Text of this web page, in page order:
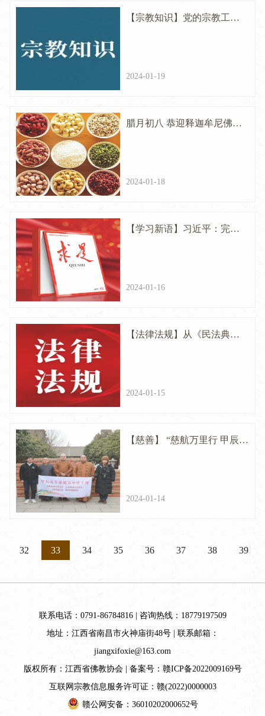
【宗教知识】党的宗教工作
2024-01-19
腊月初八 恭迎释迦牟尼佛成
2024-01-18
【学习新语】习近平：完
工作的重要思想
2024-01-16
【法律法规】从《民法典》
2024-01-15
【慈善】 “慈航万里行 甲辰年
之行
2024-01-14
32 33 34 35 36 37 38 39
联系电话：0791-86784816 | 咨询热线：18779197509
地址：江西省南昌市火神庙街48号 | 联系邮箱：
jiangxifoxie@163.com
版权所有：江西省佛教协会 | 备案号： 赣ICP备2022009169号
互联网宗教信息服务许可证：赣(2022)0000003
赣公网安备：36010202000652号